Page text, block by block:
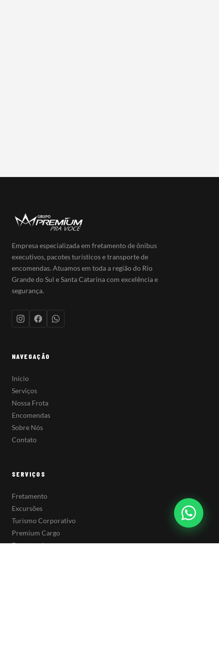
Empresa especializada em fretamento de ônibus
executivos, pacotes turísticos e transporte de
encomendas. Atuamos em toda a região do Rio
Grande do Sul e Santa Catarina com excelência e
segurança.
NAVEGAÇÃO
Início
Serviços
Nossa Frota
Encomendas
Sobre Nós
Contato
SERVIÇOS
Fretamento
Excursões
Turismo Corporativo
Premium Cargo
Encomendas